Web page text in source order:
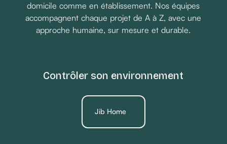
domicile comme en établissement. Nos équipes
accompagnent chaque projet de A à Z, avec une
approche humaine, sur mesure et durable.
Contrôler son environnement
Jib Home